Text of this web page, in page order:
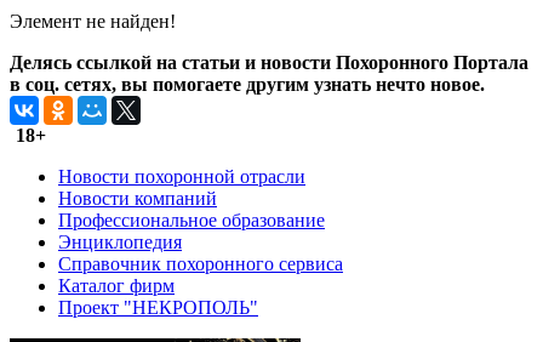
Элемент не найден!
Делясь ссылкой на статьи и новости Похоронного Портала
в соц. сетях, вы помогаете другим узнать нечто новое.
18+
Новости похоронной отрасли
Новости компаний
Профессиональное образование
Энциклопедия
Справочник похоронного сервиса
Каталог фирм
Проект "НЕКРОПОЛЬ"